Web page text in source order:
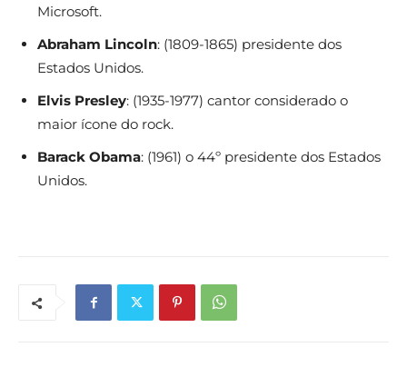
Microsoft.
Abraham Lincoln: (1809-1865) presidente dos
Estados Unidos.
Elvis Presley: (1935-1977) cantor considerado o
maior ícone do rock.
Barack Obama: (1961) o 44º presidente dos Estados
Unidos.